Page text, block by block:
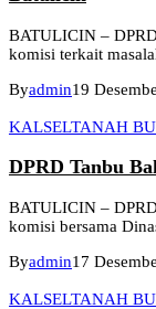
BATULICIN –
komisi terkait
Byadmin19
KALSELTANAH
DPRD Tanbu
BATULICIN –
komisi bersama
Byadmin17
KALSELTANAH